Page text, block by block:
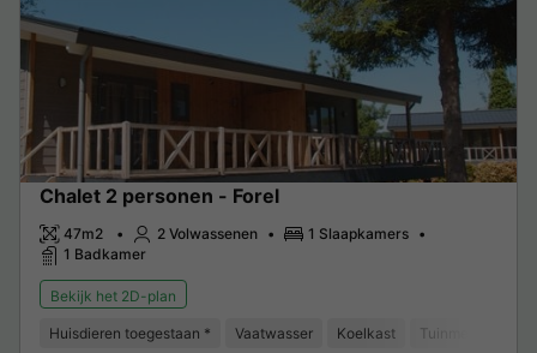
Chalet 2 personen - Forel
47m2 2 Volwassenen
1 Slaapkamers
1 Badkamer
Bekijk het 2D-plan
Huisdieren toegestaan * Vaatwasser Koelkast Tuinmeubelen